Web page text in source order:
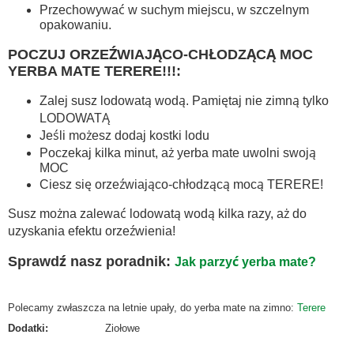
Przechowywać w suchym miejscu, w szczelnym
opakowaniu.
POCZUJ ORZEŹWIAJĄCO-CHŁODZĄCĄ MOC
YERBA MATE TERERE!!!:
Zalej susz lodowatą wodą. Pamiętaj nie zimną tylko
LODOWATĄ
Jeśli możesz dodaj kostki lodu
Poczekaj kilka minut, aż yerba mate uwolni swoją
MOC
Ciesz się orzeźwiająco-chłodzącą mocą TERERE!
Susz można zalewać lodowatą wodą kilka razy, aż do
uzyskania efektu orzeźwienia!
Sprawdź nasz poradnik: Jak parzyć yerba mate?
Polecamy zwłaszcza na letnie upały, do yerba mate na zimno: Terere
Dodatki:
Ziołowe